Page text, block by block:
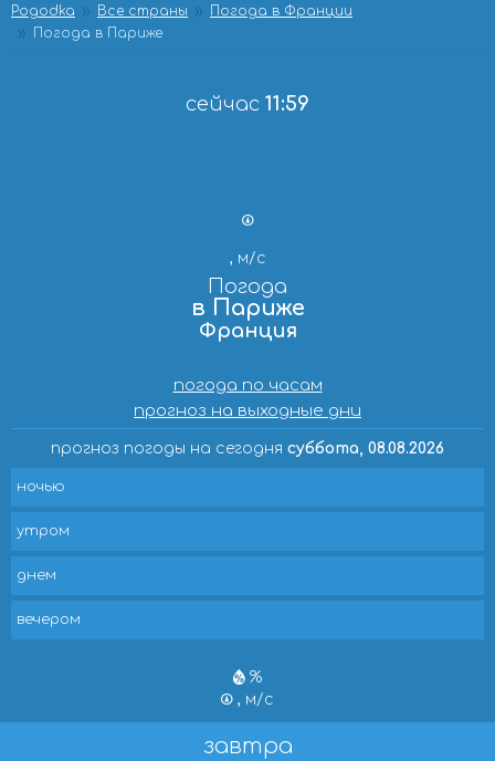
Pogodka Все страны
Погода в Франции
Погода в Париже
сейчас 11:59
, м/с
Погода
в Париже
Франция
погода по часам
прогноз на выходные дни
прогноз погоды на сегодня суббота, 08.08.2026
ночью
утром
днем
вечером
%
, м/с
завтра